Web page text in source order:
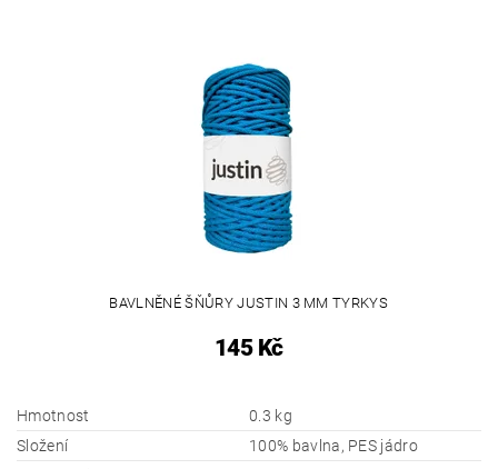
BAVLNĚNÉ ŠŇŮRY JUSTIN 3 MM TYRKYS
145 Kč
Hmotnost
0.3 kg
Složení
100% bavlna, PES jádro